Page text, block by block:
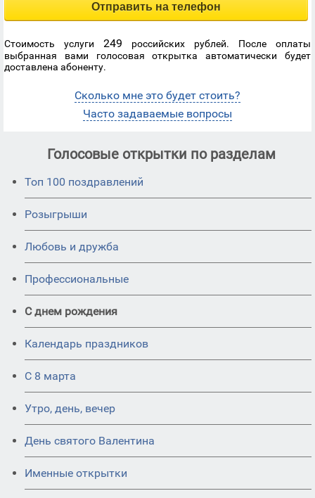
Отправить на телефон
Стоимость услуги 249 российских рублей. После оплаты
выбранная вами голосовая открытка автоматически будет
доставлена абоненту.
Сколько мне это будет стоить?
Часто задаваемые вопросы
Голосовые открытки по разделам
Топ 100 поздравлений
Розыгрыши
Любовь и дружба
Профессиональные
С днем рождения
Календарь праздников
С 8 марта
Утро, день, вечер
День святого Валентина
Именные открытки